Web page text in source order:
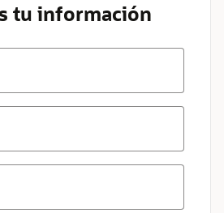
tu información